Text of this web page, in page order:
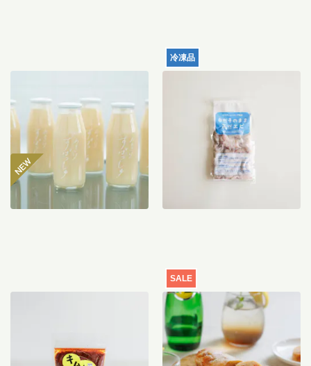
甘酒すぱっしゅ
送料込 3,560
冷凍品
クス）120g
1,456
SALE
【特別価格】瀬戸内レモン
のサマーシュトーレン 200g
2,519 円